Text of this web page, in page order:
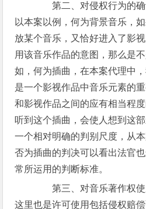
第二、对侵权行为的确
以本案以例，何为背景音乐，
放某个音乐，又恰好进入了影
用该音乐作品的意图，那么是
如，何为插曲，在本案代理中
是一个影视作品中音乐元素的
和影视作品之间的应有相当程
听到这个插曲，会使人想到这
一个相对明确的判别尺度，从
否为插曲的判决可以看出法官
常所运用的判断标准。
第三、对音乐著作权使
这里也是许可使用包括侵权赔